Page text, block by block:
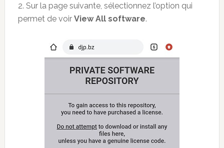
2. Sur la page suivante, sélectionnez l’option qui
permet de voir View All software.